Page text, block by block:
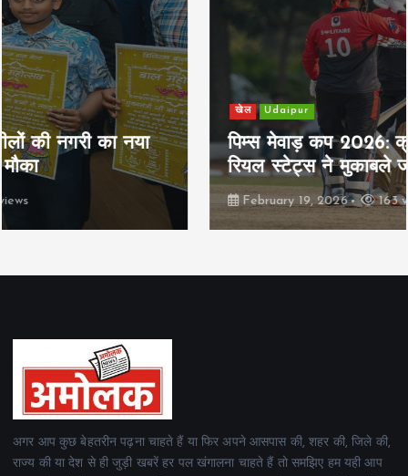
खेल Udaipur
पिम्स मेवाड़ कप 2026: क्रॉसवर्ड व आदित्यम
रियल स्टेट्स ने मुकाबले जीते
163 views
अगर आप कुछ बेहतरीन पढ़ना चाहते हैं या फिर अपने आसपास की, शहर की, जिले की,
राज्य की या देश से ही जुड़ी खबरें हर पल खंगालना चाहते हैं तो समझिए हम यही आप